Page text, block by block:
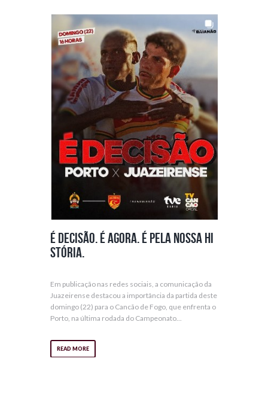
É decisão. É agora. É pela nossa hi
stória.
Em publicação nas redes sociais, a comunicação da
Juazeirense destacou a importância da partida deste
domingo (22) para o Cancão de Fogo, que enfrenta o
Porto, na última rodada do Campeonato...
READ MORE